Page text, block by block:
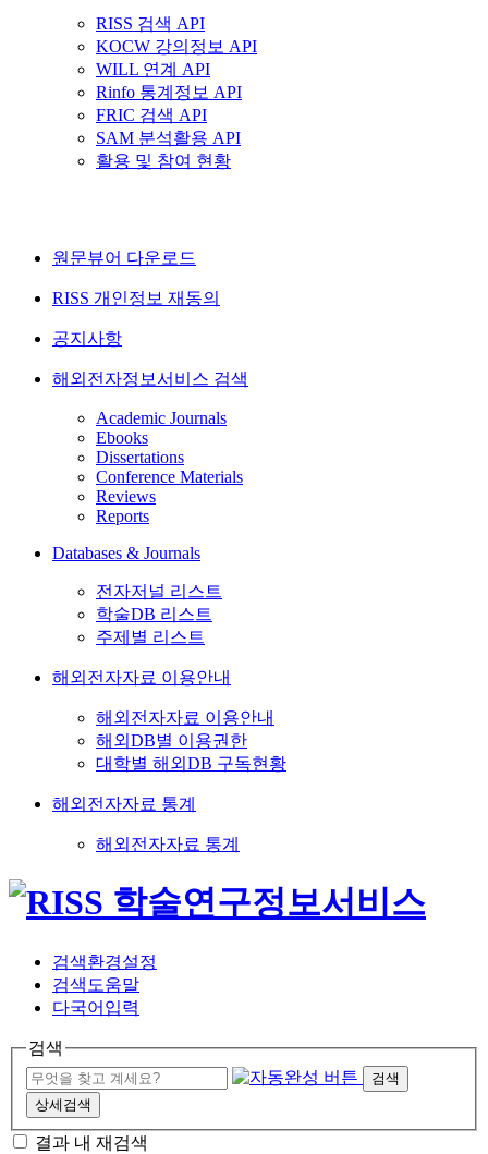
RISS 검색 API
KOCW 강의정보 API
WILL 연계 API
Rinfo 통계정보 API
FRIC 검색 API
SAM 분석활용 API
활용 및 참여 현황
원문뷰어 다운로드
RISS 개인정보 재동의
공지사항
해외전자정보서비스 검색
Academic Journals
Ebooks
Dissertations
Conference Materials
Reviews
Reports
Databases & Journals
전자저널 리스트
학술DB 리스트
주제별 리스트
해외전자자료 이용안내
해외전자자료 이용안내
해외DB별 이용권한
대학별 해외DB 구독현황
해외전자자료 통계
해외전자자료 통계
검색환경설정
검색도움말
다국어입력
검색
검색
상세검색
결과 내 재검색